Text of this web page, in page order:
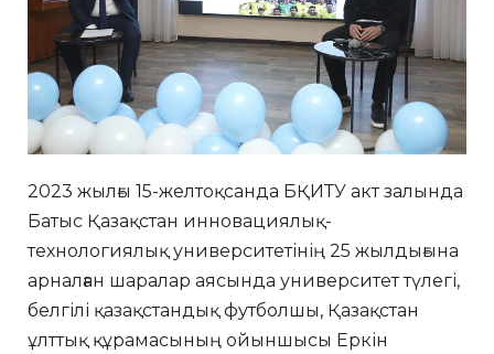
2023 жылғы 15-желтоқсанда БҚИТУ акт залында
Батыс Қазақстан инновациялық-
технологиялық университетінің 25 жылдығына
арналған шаралар аясында университет түлегі,
белгілі қазақстандық футболшы, Қазақстан
ұлттық құрамасының ойыншысы Еркін